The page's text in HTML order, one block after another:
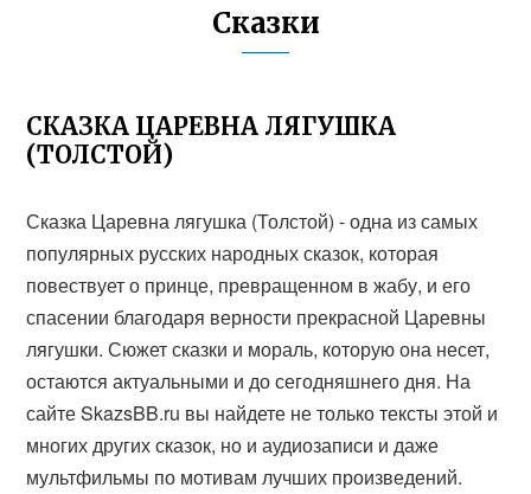
Сказки
СКАЗКА ЦАРЕВНА ЛЯГУШКА
(ТОЛСТОЙ)
Сказка Царевна лягушка (Толстой) - одна из самых
популярных русских народных сказок, которая
повествует о принце, превращенном в жабу, и его
спасении благодаря верности прекрасной Царевны
лягушки. Сюжет сказки и мораль, которую она несет,
остаются актуальными и до сегодняшнего дня. На
сайте SkazsBB.ru вы найдете не только тексты этой и
многих других сказок, но и аудиозаписи и даже
мультфильмы по мотивам лучших произведений.